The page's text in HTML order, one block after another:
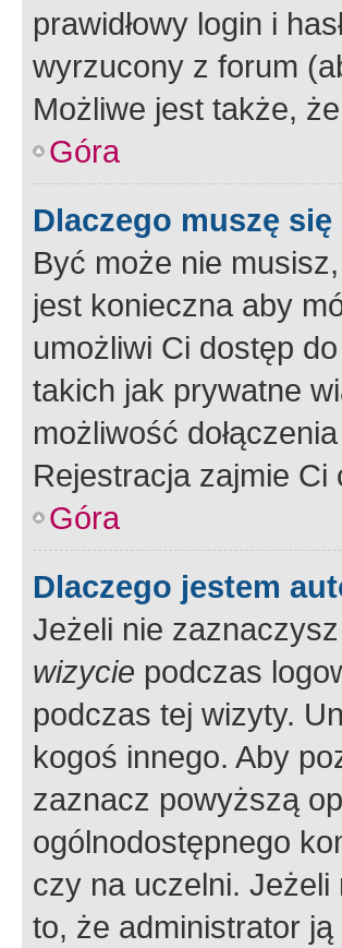
prawidłowy login i
wyrzucony z forum
Możliwe jest także,
Góra
Dlaczego muszę
Być może nie
jest konieczna aby
umożliwi Ci dostęp
takich jak prywatne
możliwość
Rejestracja zajmie Ci
Góra
Dlaczego jestem
Jeżeli nie
wizycie podczas
podczas tej wizyty.
kogoś innego. Aby
zaznacz powyższą
ogólnodostępnego
czy na uczelni.
to, że administrator ją